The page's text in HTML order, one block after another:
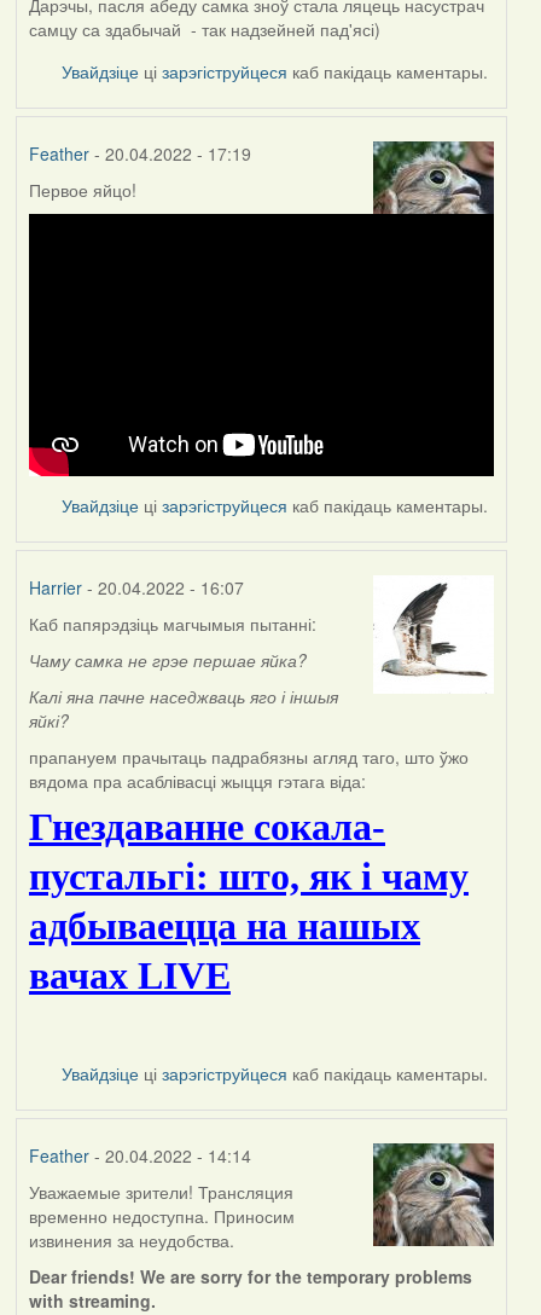
самцу са здабычай - так надзейней пад'ясі)
Увайдзіце цізарэгіструйцеся каб пакідаць каментары.
Feather- 20.04.2022 - 17:19
Первое яйцо!
Увайдзіце цізарэгіструйцеся каб пакідаць каментары.
Harrier- 20.04.2022 - 16:07
Каб папярэдзіць магчымыя пытанні:
Чаму самка не грэе першае яйка?
Калі яна пачне наседжваць яго і іншыя
яйкі?
прапануем прачытаць падрабязны агляд таго, што ўжо
вядома пра асаблівасці жыцця гэтага віда:
Гнездаванне сокала-
пустальгі: што, як і чаму
адбываецца на нашых
вачах LIVE
Увайдзіце цізарэгіструйцеся каб пакідаць каментары.
Feather- 20.04.2022 - 14:14
Уважаемые зрители! Трансляция
временно недоступна. Приносим
извинения за неудобства.
Dear friends! We are sorry for the temporary problems
with streaming.